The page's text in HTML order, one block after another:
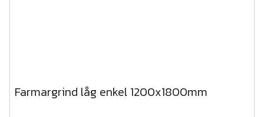
Farmargrind låg enkel 1200x1800mm